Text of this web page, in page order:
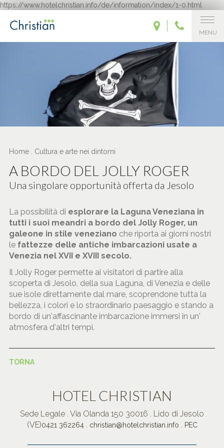
https://www.hotelchristian.info/de/information/index/1-0.html
MENU
Home. Cultura e arte nei dintorni
A BORDO DEL JOLLY ROGER
Una singolare opportunità offerta da Jesolo
La possibilità di esplorare la Laguna Veneziana in
tutti i suoi meandri a bordo del Jolly Roger, un
galeone in stile veneziano che riporta ai giorni nostri
lefattezze delle antiche imbarcazioni usate a
Venezia nel XVII e XVIII secolo.
Il Jolly Roger permette ai visitatori di partire alla
scoperta di Jesolo, della sua Laguna, di Venezia e delle
sue isole direttamente dal mare, scoprendone tutta la
bellezza, i colori e lo straordinario paesaggio e stando a
bordo di un'affascinante imbarcazione immersi in un'
atmosfera d'altri tempi.
TORNA
HOTEL CHRISTIAN
Sede Legale . Via Olanda 150 30016 . Lido di Jesolo
(VE)0421 362264. christian@hotelchristian.info . PEC